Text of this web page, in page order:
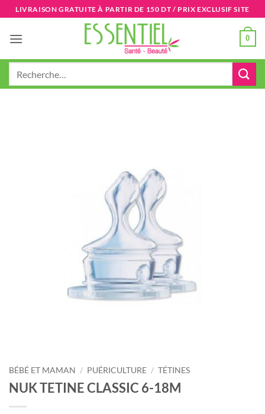
Passer
au
contenu
LIVRAISON GRATUITE À PARTIR DE 150 DT / PRIX EXCLUSIF SITE
0
BÉBÉ ET MAMAN / PUÉRICULTURE / TÉTINES
NUK TETINE CLASSIC 6-18M